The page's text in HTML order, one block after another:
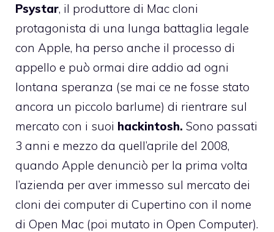
Psystar, il produttore di Mac cloni
protagonista di una lunga battaglia legale
con Apple, ha perso anche il processo di
appello e può ormai dire addio ad ogni
lontana speranza (se mai ce ne fosse stato
ancora un piccolo barlume) di rientrare sul
mercato con i suoi hackintosh. Sono passati
3 anni e mezzo da quell’aprile del 2008,
quando Apple denunciò per la prima volta
l’azienda per aver immesso sul mercato dei
cloni dei computer di Cupertino con il nome
di Open Mac (poi mutato in Open Computer).